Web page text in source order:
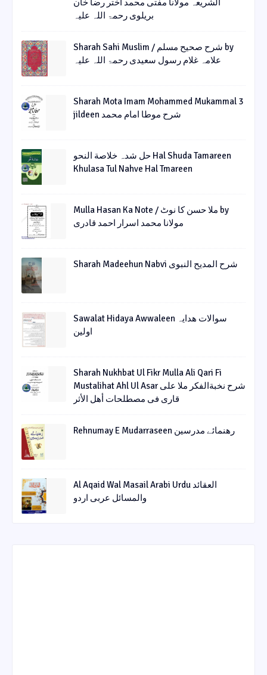
الشریعہ مولانا مفتی محمد اختر رضا خان
بریلوی رحمۃ اللہ علیہ
Sharah Sahi Muslim / شرح صحیح مسلم by
علامہ غلام رسول سعیدی رحمۃ اللہ علیہ
Sharah Mota Imam Mohammed Mukammal 3
jildeen شرح موطا امام محمد
حل شدہ خلاصة النحو Hal Shuda Tamareen
Khulasa Tul Nahve Hal Tmareen
Mulla Hasan Ka Note / ملا حسن کا نوٹ by
مولانا محمد اسرار احمد قادری
Sharah Madeehun Nabvi شرح المدیح النبوی
Sawalat Hidaya Awwaleen سوالات ھدایہ
اولین
Sharah Nukhbat Ul Fikr Mulla Ali Qari Fi
Mustalihat Ahl Ul Asar شرح نخبةالفکر ملا علی
قاری فی مصطلحات أھل الأثر
Rehnumay E Mudarraseen رهنمائے مدرسین
Al Aqaid Wal Masail Arabi Urdu العقائد
والمسائل عربی اردو